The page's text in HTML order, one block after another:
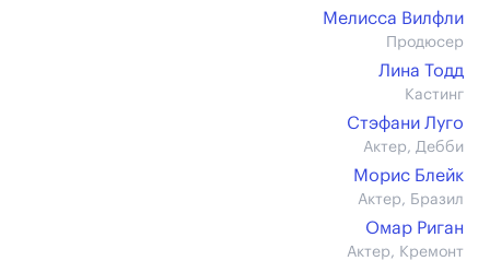
Мелисса Вилфли
Продюсер
Лина Тодд
Кастинг
Стэфани Луго
Актер, Дебби
Морис Блейк
Актер, Бразил
Омар Риган
Актер, Кремонт